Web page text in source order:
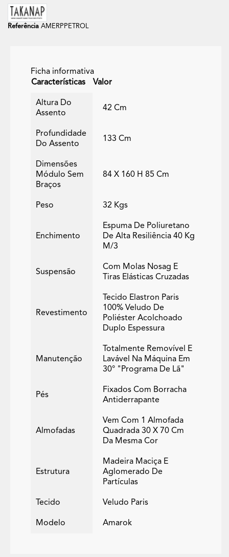
Referência AMERPPETROL
Ficha informativa
Características
Valor
Altura Do
Assento
42 Cm
Profundidade
Do Assento
133 Cm
Dimensões
Módulo Sem
Braços
84 X 160 H 85 Cm
Peso 32 Kgs
Enchimento
Espuma De Poliuretano
De Alta Resiliência 40 Kg
M/3
Suspensão
Com Molas Nosag E
Tiras Elásticas Cruzadas
Revestimento
Tecido Elastron Paris
100% Veludo De
Poliéster Acolchoado
Duplo Espessura
Manutenção
Totalmente Removível E
Lavável Na Máquina Em
30° "programa De Lã"
Pés
Fixados Com Borracha
Antiderrapante
Almofadas
Vem Com 1 Almofada
Quadrada 30 X 70 Cm
Da Mesma Cor
Estrutura
Madeira Maciça E
Aglomerado De
Partículas
Tecido Veludo Paris
Modelo Amarok